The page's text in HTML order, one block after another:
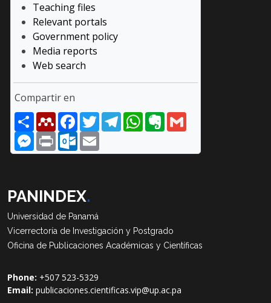
Teaching files
Relevant portals
Government policy
Media reports
Web search
Compartir en
ShareMendeleyFacebook
TwitterTelegramWhatsApp
Evernote
Messenger
PrintOutlook.com
PANINDEX.
Universidad de Panamá
Vicerrectoría de Investigación y Postgrado
Oficina de Publicaciones Académicas y Científicas
Phone: +507 523-5329
Email: publicaciones.cientificas.vip@up.ac.pa